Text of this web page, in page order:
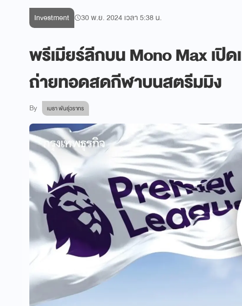
Investment 30 พ.ย. 2024 เวลา 5:38 น.
พรีเมียร์ลีกบน Mono Max เปิ
ถ่ายทอดสดกีฬาบนสตรีมมิง
By เมธา พันธุ์วราทร